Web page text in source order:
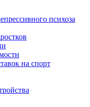
психоза
на спорт